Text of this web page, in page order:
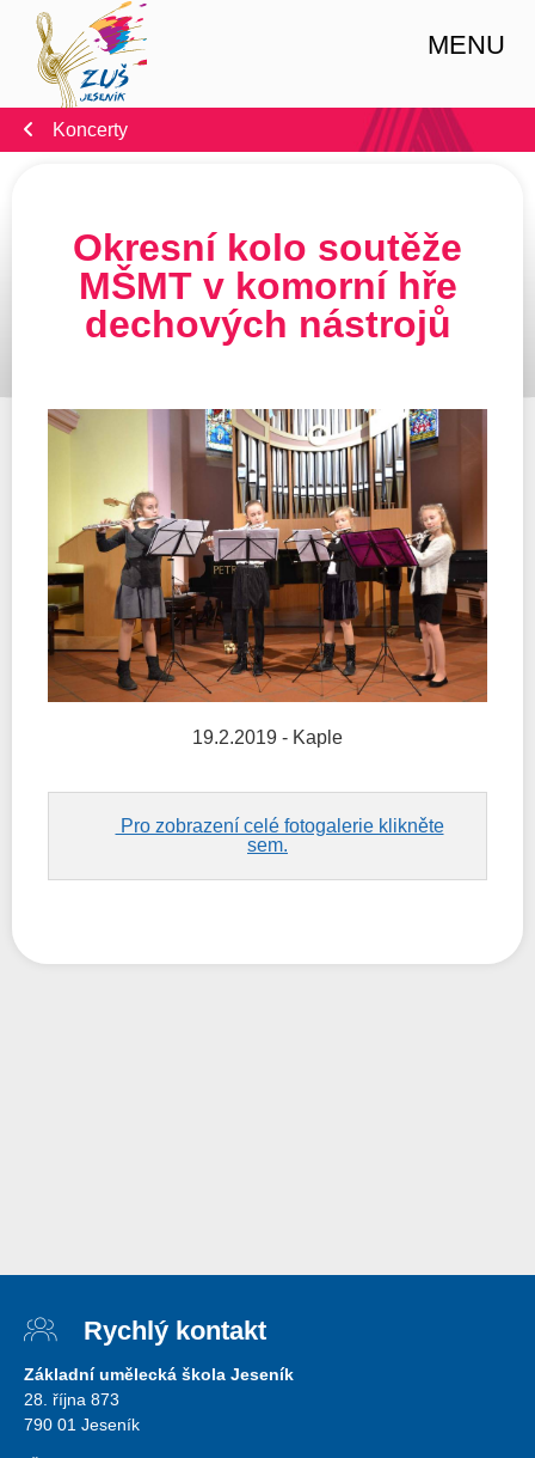
MENU
Koncerty
Okresní kolo soutěže
MŠMT v komorní hře
dechových nástrojů
19.2.2019 - Kaple
Pro zobrazení celé fotogalerie klikněte
sem.
Rychlý kontakt
Základní umělecká škola Jeseník
28. října 873
790 01 Jeseník